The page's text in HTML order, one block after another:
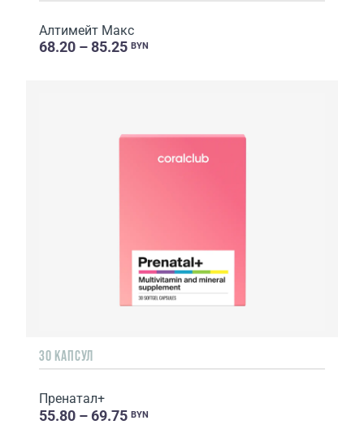
Алтимейт Макс
68.20 – 85.25 BYN
30 КАПСУЛ
Пренатал+
55.80 – 69.75 BYN